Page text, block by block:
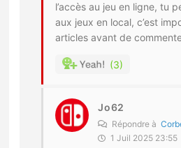
l’accès au jeu en ligne, tu
aux jeux en local, c’est
articles avant de
3
Jo62
Répondre à
1 Juil 2025 23:55